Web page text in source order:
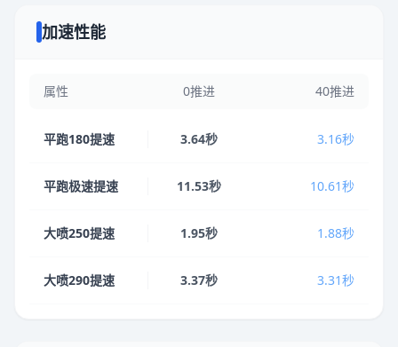
加速性能
属性 0推进 40推进
平跑180提速 3.64秒 3.16秒
平跑极速提速 11.53秒 10.61秒
大喷250提速 1.95秒 1.88秒
大喷290提速 3.37秒 3.31秒